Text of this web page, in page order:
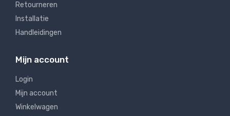
Retourneren
Installatie
Handleidingen
Mijn account
Login
Mijn account
Winkelwagen